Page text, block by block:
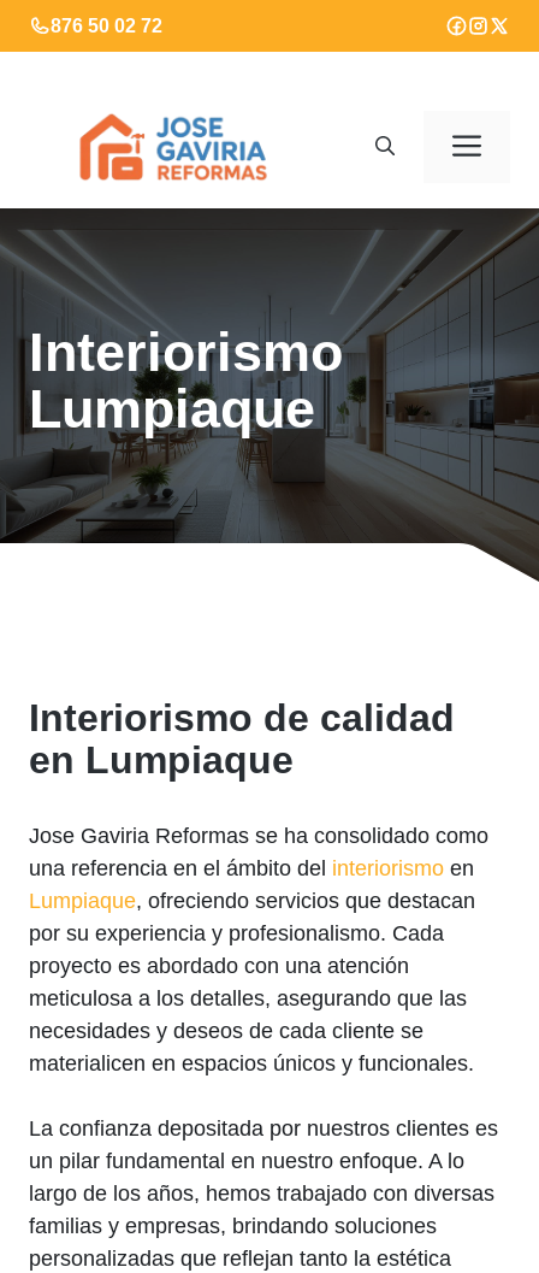
Saltar
al
876 50 02 72
Interiorismo
Lumpiaque
Interiorismo de calidad
en Lumpiaque
Jose Gaviria Reformas se ha consolidado como
una referencia en el ámbito del interiorismo en
Lumpiaque, ofreciendo servicios que destacan
por su experiencia y profesionalismo. Cada
proyecto es abordado con una atención
meticulosa a los detalles, asegurando que las
necesidades y deseos de cada cliente se
materialicen en espacios únicos y funcionales.
La confianza depositada por nuestros clientes es
un pilar fundamental en nuestro enfoque. A lo
largo de los años, hemos trabajado con diversas
familias y empresas, brindando soluciones
personalizadas que reflejan tanto la estética